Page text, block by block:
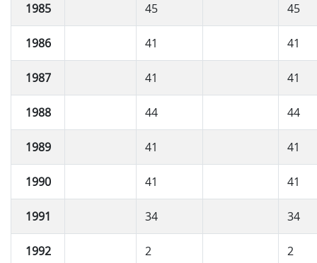
1985 45 45
1986 41 41
1987 41 41
1988 44 44
1989 41 41
1990 41 41
1991 34 34
1992 2 2